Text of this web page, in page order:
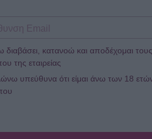
διαβάσει, κατανοώ και αποδέχομαι τους
της εταιρείας
υπεύθυνα ότι είμαι άνω των 18